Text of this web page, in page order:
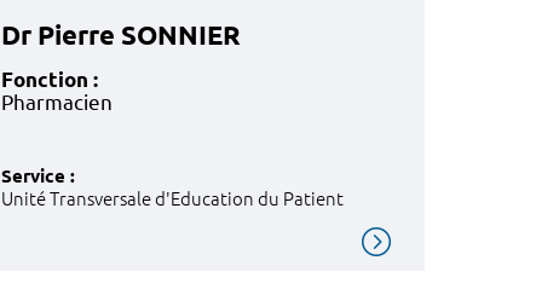
Dr Pierre SONNIER
Fonction :
Pharmacien
Service :
Unité Transversale d'Education du Patient